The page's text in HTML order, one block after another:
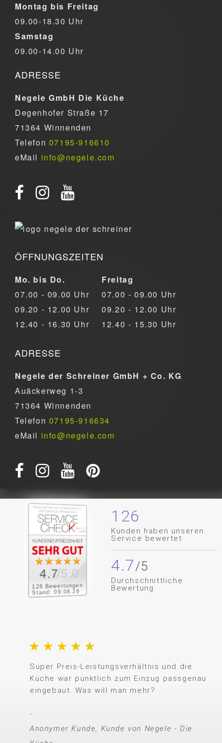
Montag bis Freitag
09.00-18.30 Uhr
Samstag
09.00-14.00 Uhr
ADRESSE
Negele GmbH Die Küche
Degenhofer Straße 17
71364 Winnenden
Telefon 07195-916610
eMail info@negele.com
ÖFFNUNGSZEITEN
Mo. bis Do.
07.00 - 09.00 Uhr
09.20 - 12.00 Uhr
12.40 - 16.30 Uhr
Freitag
07.00 - 09.00 Uhr
09.20 - 12.00 Uhr
12.40 - 15.30 Uhr
ADRESSE
Negele der Schreiner GmbH + Co. KG
Auäckerweg 1-3
71364 Winnenden
Telefon 07195-916634
eMail info@negele.com
126 Bewertungen
Stand: 09.08.26
4.7/5.0
126
Kunden haben unseren
Service bewertet
4.7
Durchschnittliche
Bewertung
Super Preis-Leistungsverhältnis und die
Küche war pünktlich zum Einzug passgenau
eingebaut. Was will man mehr?
Anonymer Kunde, Kunde von Negele - Die